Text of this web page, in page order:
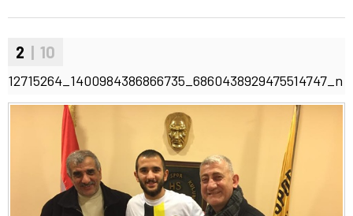
2 | 10
12715264_1400984386866735_6860438929475514747_n